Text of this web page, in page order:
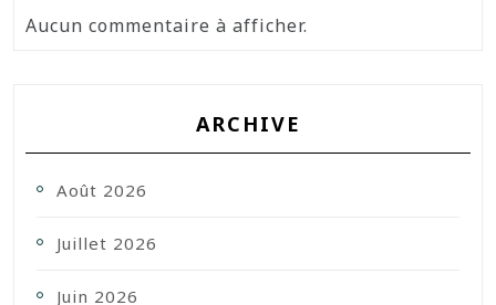
Aucun commentaire à afficher.
ARCHIVE
Août 2026
Juillet 2026
Juin 2026